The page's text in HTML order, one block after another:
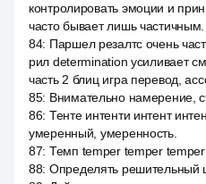
контролировать эмоции и
часто бывает лишь частичным.
84: Паршел резалтс очень
рил determination усиливает
часть 2 блиц игра перевод,
85: Внимательно намерение,
86: Тенте интенти интент
умеренный, умеренность.
87: Темп temper temper temper
88: Определять решительный